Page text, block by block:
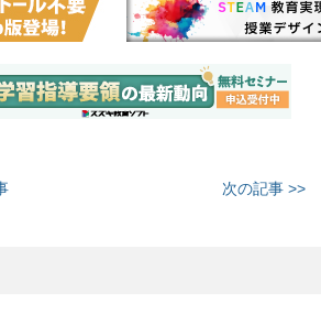
次の記事 >>